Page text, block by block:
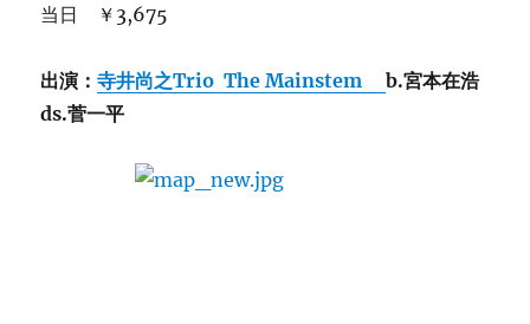
当日 ￥3,675
出演：寺井尚之Trio The Mainstemb.宮本在浩
ds.菅一平